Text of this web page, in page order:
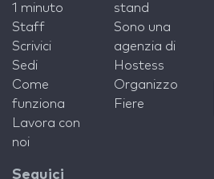
1 minuto
Staff
Scrivici
Sedi
Come
funziona
Lavora con
noi
stand
Sono una
agenzia di
Hostess
Organizzo
Fiere
Seguici